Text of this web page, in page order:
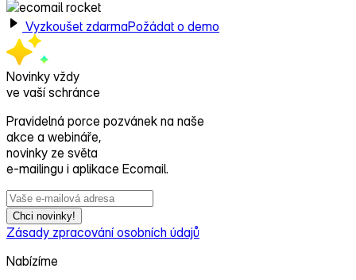
Vyzkoušet zdarmaPožádat o demo
Novinky vždy
ve vaší schránce
Pravidelná porce pozvánek na naše
akce a webináře,
novinky ze světa
e‑mailingu i aplikace Ecomail.
Chci novinky!
Zásady zpracování osobních údajů
Nabízíme